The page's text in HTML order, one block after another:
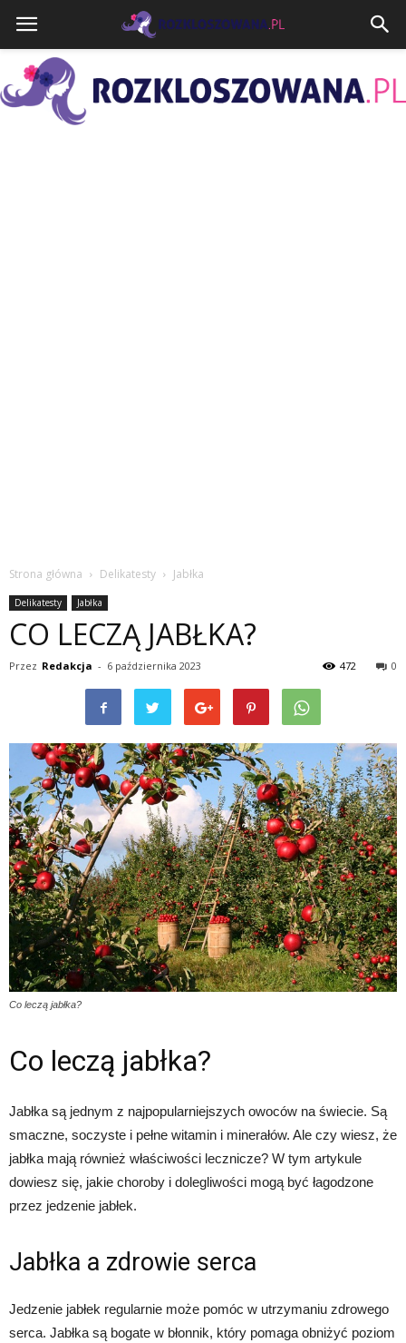
Strona główna Delikatesty Jabłka
Delikatesty Jabłka
CO LECZĄ JABŁKA?
Przez Redakcja - 6 października 2023 0
472
Co leczą jabłka?
Co leczą jabłka?
Jabłka są jednym z najpopularniejszych owoców na świecie. Są
smaczne, soczyste i pełne witamin i minerałów. Ale czy wiesz, że
jabłka mają również właściwości lecznicze? W tym artykule
dowiesz się, jakie choroby i dolegliwości mogą być łagodzone
przez jedzenie jabłek.
Jabłka a zdrowie serca
Jedzenie jabłek regularnie może pomóc w utrzymaniu zdrowego
serca. Jabłka są bogate w błonnik, który pomaga obniżyć poziom